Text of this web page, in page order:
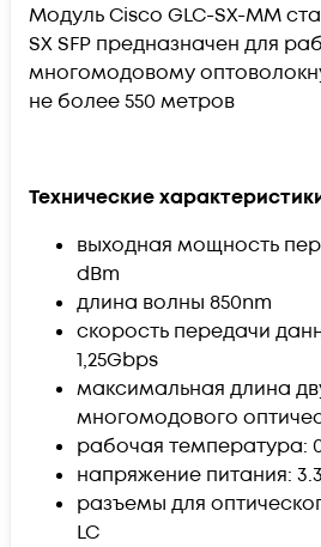
Модуль Cisco GLC-SX-MM
SX SFP предназначен для
многомодовому
не более 550 метров
Технические
выходная мощность
dBm
длина волны 850nm
скорость передачи
1,25Gbps
максимальная длина
многомодового
рабочая температура:
напряжение питания:
разъемы для
LC